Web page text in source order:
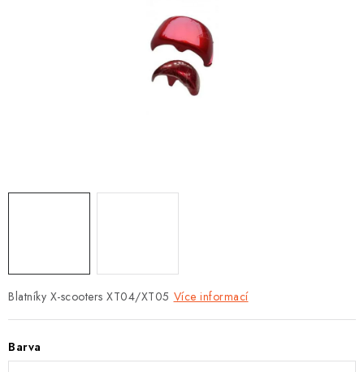
Blatníky X-scooters XT04/XT05 Více informací
Barva